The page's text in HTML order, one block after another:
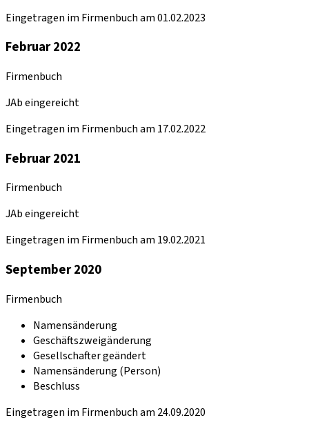
Eingetragen im Firmenbuch am 01.02.2023
Februar 2022
Firmenbuch
JAb eingereicht
Eingetragen im Firmenbuch am 17.02.2022
Februar 2021
Firmenbuch
JAb eingereicht
Eingetragen im Firmenbuch am 19.02.2021
September 2020
Firmenbuch
Namensänderung
Geschäftszweigänderung
Gesellschafter geändert
Namensänderung (Person)
Beschluss
Eingetragen im Firmenbuch am 24.09.2020